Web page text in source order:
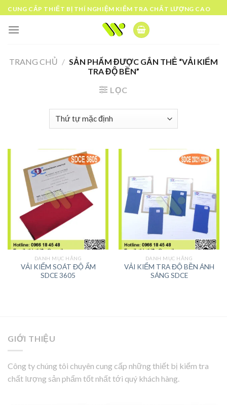
Skip
to
content
CUNG CẤP THIẾT BỊ THÍ NGHIỆM KIỂM TRA CHẤT LƯỢNG CAO
TRANG CHỦ / SẢN PHẨM ĐƯỢC GẮN THẺ “VẢI KIỂM
TRA ĐỘ BỀN”
LỌC
DANH MỤC HÃNG
VẢI KIỂM SOÁT ĐỘ ẨM
SDCE 3605
DANH MỤC HÃNG
VẢI KIỂM TRA ĐỘ BỀN ÁNH
SÁNG SDCE
GIỚI THIỆU
Công ty chúng tôi chuyên cung cấp những thiết bị kiểm tra
chất lượng sản phẩm tốt nhất tới quý khách hàng.